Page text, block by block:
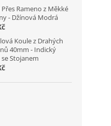
Přes Rameno z Měkké
- Džínová Modrá
Koule z Drahých
40mm - Indický
Stojanem